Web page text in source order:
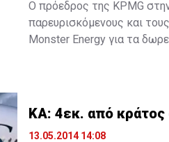
Ο πρόεδρος της KPMG
παρευρισκόμενους και
Monster Energy για τα
αναφορικά με το νέο
ΚΑ: 4εκ. από κράτος
13.05.2014 14:08